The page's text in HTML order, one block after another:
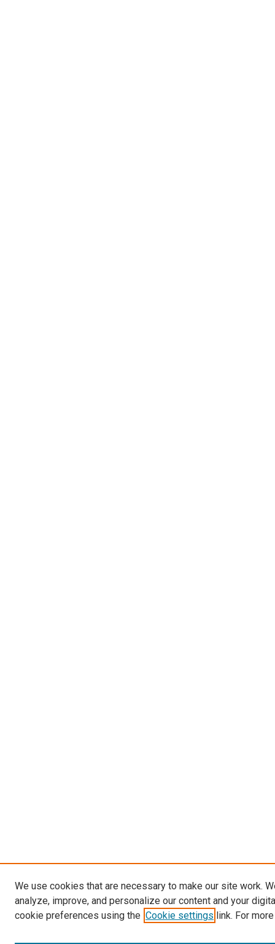
We use cookies that are necessary to make our site work.
analyze, improve, and personalize our content and your
cookie preferences using the Cookie settings link. For